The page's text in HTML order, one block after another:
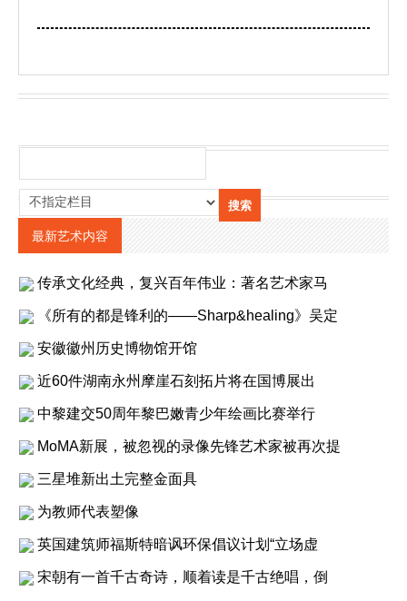
最新艺术内容
传承文化经典，复兴百年伟业：著名艺术家马
《所有的都是锋利的——Sharp&healing》吴定
安徽徽州历史博物馆开馆
近60件湖南永州摩崖石刻拓片将在国博展出
中黎建交50周年黎巴嫩青少年绘画比赛举行
MoMA新展，被忽视的录像先锋艺术家被再次提
三星堆新出土完整金面具
为教师代表塑像
英国建筑师福斯特暗讽环保倡议计划“立场虚
宋朝有一首千古奇诗，顺着读是千古绝唱，倒